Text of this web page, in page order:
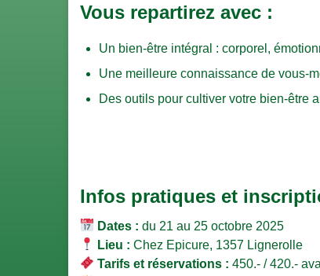
Vous repartirez avec :
Un bien-être intégral : corporel,
Une meilleure connaissance de vous-
Des outils pour cultiver votre bien-être
Infos pratiques et
Dates : du 21 au 25 octobre 2025
Lieu : Chez Epicure, 1357 Lignerolle
Tarifs et réservations : 450.- / 420.-